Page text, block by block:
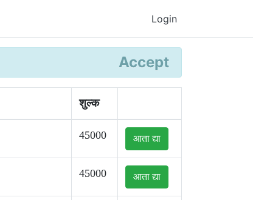
Login
Accept
शुल्क
45000 आता द्या
45000 आता द्या